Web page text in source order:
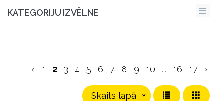
KATEGORIJU IZVĒLNE
‹ 1 2 3 4 5 6 7 8 9 10 ... 16 17 ›
Skaits lapā